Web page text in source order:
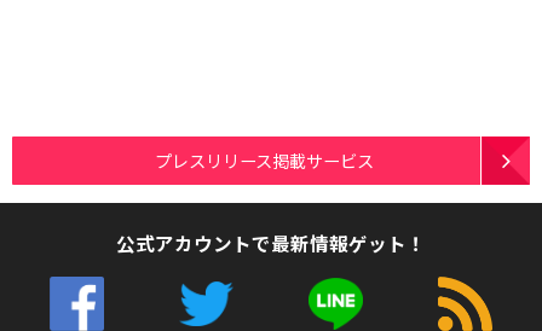
プレスリリース掲載サービス
公式アカウントで最新情報ゲット！